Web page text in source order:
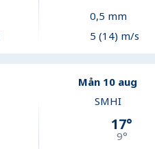
0,5 mm
5 (14) m/s
Mån 10 aug
SMHI
17°
9°